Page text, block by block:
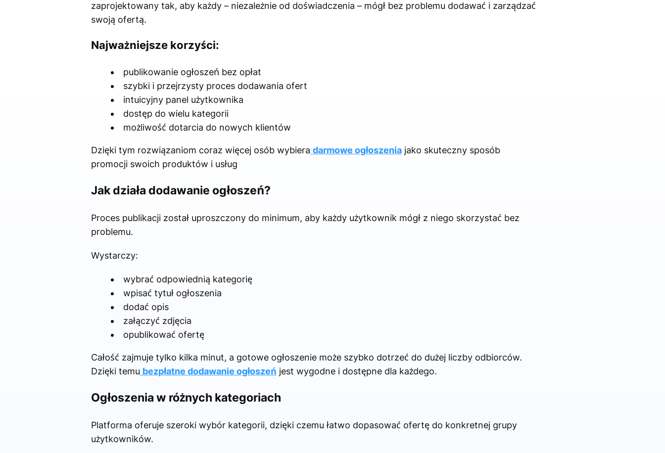
zaprojektowany tak, aby każdy – niezależnie od doświadczenia – mógł bez problemu dodawać i zarządzać
swoją ofertą.
Najważniejsze korzyści:
publikowanie ogłoszeń bez opłat
szybki i przejrzysty proces dodawania ofert
intuicyjny panel użytkownika
dostęp do wielu kategorii
możliwość dotarcia do nowych klientów
Dzięki tym rozwiązaniom coraz więcej osób wybiera darmowe ogłoszeniajako skuteczny sposób
promocji swoich produktów i usług
Jak działa dodawanie ogłoszeń?
Proces publikacji został uproszczony do minimum, aby każdy użytkownik mógł z niego skorzystać bez
problemu.
Wystarczy:
wybrać odpowiednią kategorię
wpisać tytuł ogłoszenia
dodać opis
załączyć zdjęcia
opublikować ofertę
Całość zajmuje tylko kilka minut, a gotowe ogłoszenie może szybko dotrzeć do dużej liczby odbiorców.
Dzięki temu bezpłatne dodawanie ogłoszeń jest wygodne i dostępne dla każdego.
Ogłoszenia w różnych kategoriach
Platforma oferuje szeroki wybór kategorii, dzięki czemu łatwo dopasować ofertę do konkretnej grupy
użytkowników.